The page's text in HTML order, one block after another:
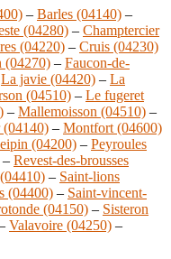
– Barles (04140) –
(04280) – Champtercier
(04220) – Cruis (04230)
(04270) – Faucon-de-
La javie (04420) – La
(04510) – Le fugeret
– Mallemoisson (04510) –
– Montfort (04600)
(04200) – Peyroules
– Revest-des-brousses
– Saint-lions
(04400) – Saint-vincent-
(04150) – Sisteron
Valavoire (04250) –